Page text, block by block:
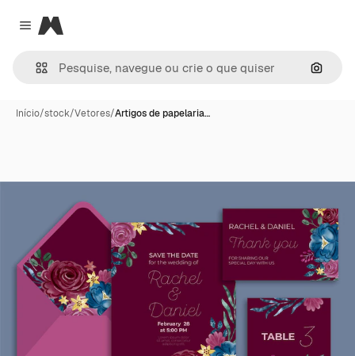
Close menu
Magnific
Início/stock/Vetores/Artigos de papelaria…